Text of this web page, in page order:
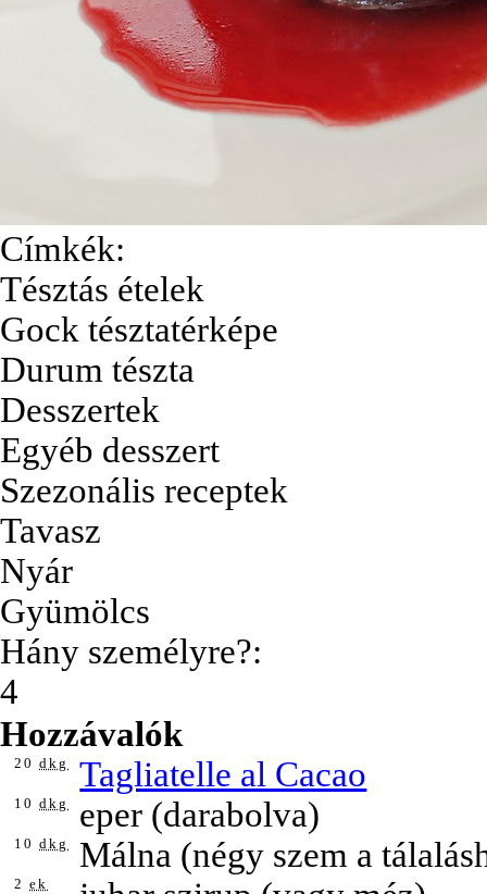
Címkék:
Tésztás ételek
Gock tésztatérképe
Durum tészta
Desszertek
Egyéb desszert
Szezonális receptek
Tavasz
Nyár
Gyümölcs
Hány személyre?:
4
Hozzávalók
20dkg Tagliatelle al Cacao
10dkg eper (darabolva)
10dkg Málna (négy szem a
2ek